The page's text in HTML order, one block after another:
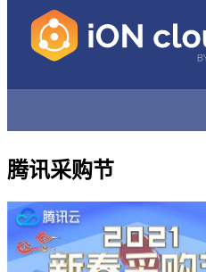
腾讯采购节